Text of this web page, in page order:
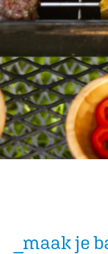
_maak je